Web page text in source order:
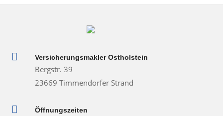
 Versicherungsmakler Ostholstein
Bergstr. 39
23669 Timmendorfer Strand
 Öffnungszeiten